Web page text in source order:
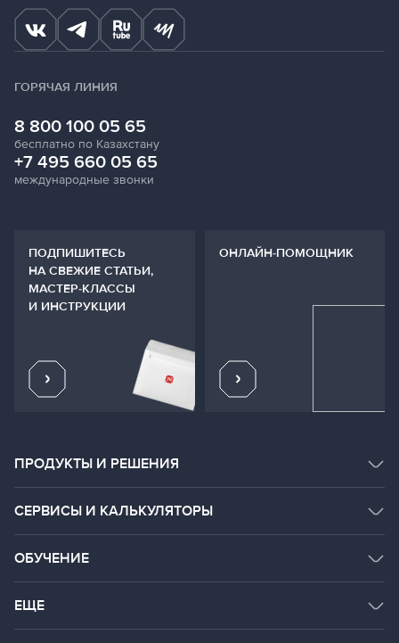
ГОРЯЧАЯ ЛИНИЯ
8 800 100 05 65
бесплатно по Казахстану
+7 495 660 05 65
международные звонки
ПОДПИШИТЕСЬ
НА СВЕЖИЕ СТАТЬИ,
МАСТЕР-КЛАССЫ
И ИНСТРУКЦИИ
ОНЛАЙН-ПОМОЩНИК
ПРОДУКТЫ И РЕШЕНИЯ
ДОКУМЕНТАЦИЯ
СЕРВИСЫ И КАЛЬКУЛЯТОРЫ
ROOF.RU
ОБУЧЕНИЕ
ЕЩЕ